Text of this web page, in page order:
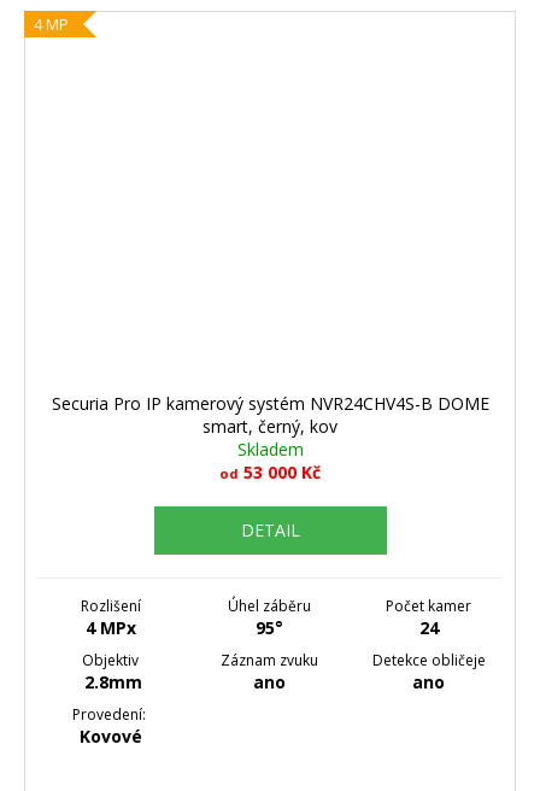
4 MP
Securia Pro IP kamerový systém NVR24CHV4S-B DOME
smart, černý, kov
Skladem
od 53 000 Kč
DETAIL
Rozlišení
4 MPx
Úhel záběru
95°
Počet kamer
24
Objektiv
2.8mm
Záznam zvuku
ano
Detekce obličeje
ano
Provedení:
Kovové